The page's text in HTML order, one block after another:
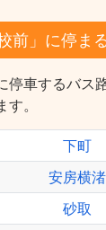
前」に停ま
停車するバス
。
下町
安房横渚
砂取